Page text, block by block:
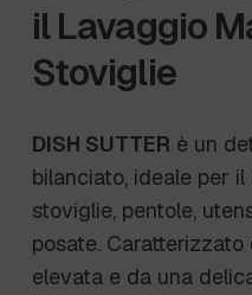
il Lavaggio
Stoviglie
DISH SUTTER è un
bilanciato, ideale per
stoviglie, pentole,
posate.
elevata e da una